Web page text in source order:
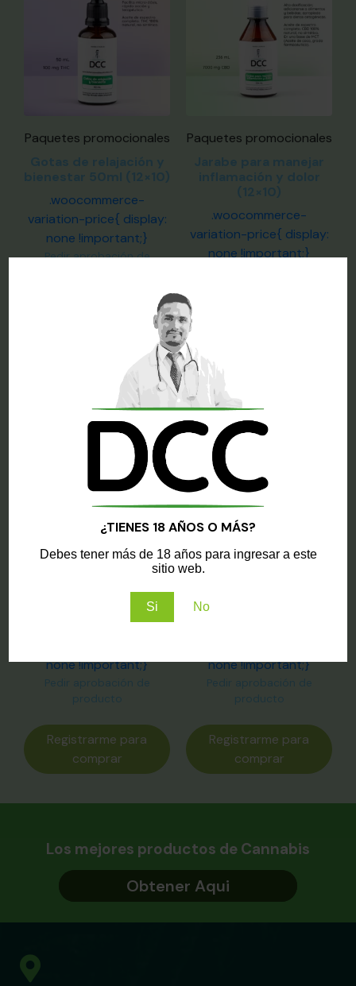
¿TIENES 18 AÑOS O MÁS?
Debes tener más de 18 años para ingresar a este
sitio web.
Si No
Paquetes promocionales
Gotas de relajación y
bienestar 50ml (12×10)
.woocommerce-
variation-price{ display:
none !important;}
Pedir aprobación de
Paquetes promocionales
Jarabe para manejar
inflamación y dolor
(12×10)
.woocommerce-
variation-price{ display:
none !important;}
Sale!
Paquetes promocionales
Paquete Bienestar y
.woocommerce-
none !important;}
Pedir aprobación de
producto
Registrarme para
comprar
Paquetes promocionales
Sueño Reparador
none !important;}
Pedir aprobación de
producto
Registrarme para
comprar
Los mejores productos de Cannabis
Obtener Aqui